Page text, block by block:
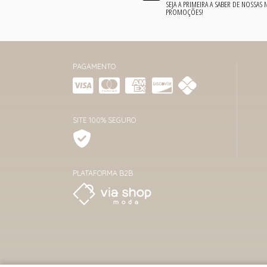
SEJA A PRIMEIRA A SABER DE NOSSAS
PROMOÇÕES!
PAGAMENTO
SITE 100% SEGURO
PLATAFORMA B2B